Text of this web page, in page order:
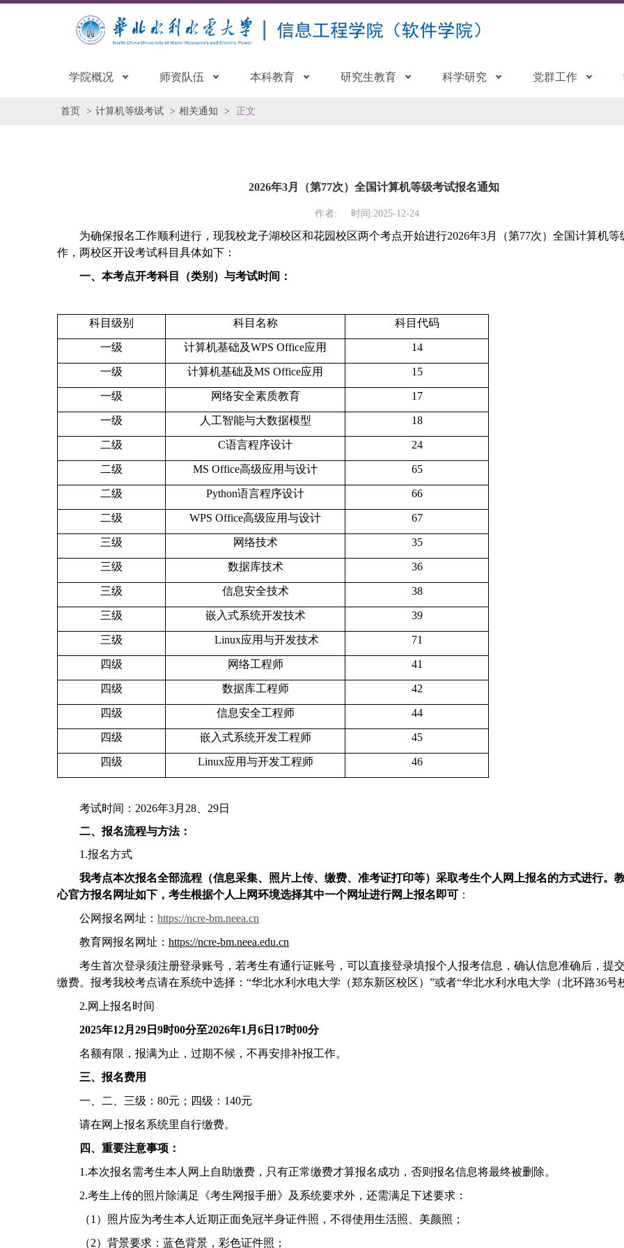
学院概况 师资队伍 本科教育 研究生教育 科学研究 党群工作
首页 计算机等级考试 相关通知 正文
2026年3月（第77次）全国计算机等级考试报名通知
作者: 时间:2025-12-24
为确保报名工作顺利进行，现我校龙子湖校区和花园校区两个考点开始进行2026年3月（第77次）全国计算机等
作，两校区开设考试科目具体如下：
一、 本考点开考科目（类别）与考试时间：
科目级别 科目名称 科目代码
一级 计算机基础及WPS Office应用 14
一级 计算机基础及MS Office应用 15
一级 网络安全素质教育 17
一级 人工智能与大数据模型 18
二级 C语言程序设计 24
二级 MS Office高级应用与设计 65
二级 Python语言程序设计 66
二级 WPS Office高级应用与设计 67
三级 网络技术 35
三级 数据库技术 36
三级 信息安全技术 38
三级 嵌入式系统开发技术 39
三级 Linux应用与开发技术 71
四级 网络工程师 41
四级 数据库工程师 42
四级 信息安全工程师 44
四级 嵌入式系统开发工程师 45
四级 Linux应用与开发工程师 46
考试时间： 2026年3月 28 29日
二、报名流程与方法：
1.报名方式
我考点本次报名全部流程（信息采集、照片上传、缴费、准考证打印等）采取考生个人网上报名的方式进行。
心官方报名网址如下，考生根据个人上网环境选择其中一个网址进行网上报名即可 ：
公网报名网址： https://ncre-bm.neea.cn
教育网报名网址： https://ncre-bm.neea.edu.cn
考生首次登录须注册登录账号，若考生有通行证账号，可以直接登录填报个人报考信息，确认信息准确后，提
缴费。报考我校考点请在系统中选择： “华北水利水电大学（郑东新区校区） ”或者“华北水利水电大学（北环路36号
2.网上报名时间
2025年12月 29 日 9时00分至2026年1 月 6 日 17时00分
名额有限，报满为止，过期不候，不再安排补报工作。
三、报名费用
一、二、三级： 80元；四级： 140元
请在网上报名系统里自行缴费。
四、重要注意事项：
1.本次报名需考生本人网上自助缴费，只有正常缴费才算报名成功，否则报名信息将最终被删除。
2.考生上传的照片除满足《考生网报手册》及系统要求外，还需满足下述要求：
（1 ）照片应为考生本人近期正面免冠半身证件照，不得使用生活照、美颜照；
（2）背景要求：蓝色背景，彩色证件照；